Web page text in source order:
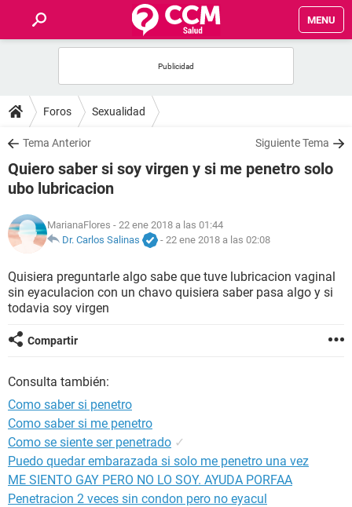
MENU
FOROS
SALUD
FAMILIA
NUTRICIÓN
SEXUALIDAD
GLOSARIO
Foros Sexualidad
Tema Anterior Siguiente Tema
Quiero saber si soy virgen y si me penetro solo
ubo lubricacion
MarianaFlores - 22 ene 2018 a las 01:44
Dr. Carlos Salinas
- 22 ene 2018 a las 02:08
Quisiera preguntarle algo sabe que tuve lubricacion vaginal
sin eyaculacion con un chavo quisiera saber pasa algo y si
todavia soy virgen
Compartir
Consulta también:
Como saber si penetro
Como saber si me penetro
Como se siente ser penetrado ✓
Puedo quedar embarazada si solo me penetro una vez
ME SIENTO GAY PERO NO LO SOY. AYUDA PORFAA
Penetracion 2 veces sin condon pero no eyacul